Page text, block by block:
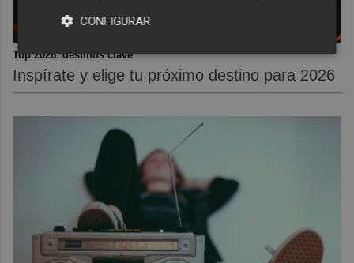
Top 2026: destinos clave
Inspírate y elige tu próximo destino para 2026
CONFIGURAR